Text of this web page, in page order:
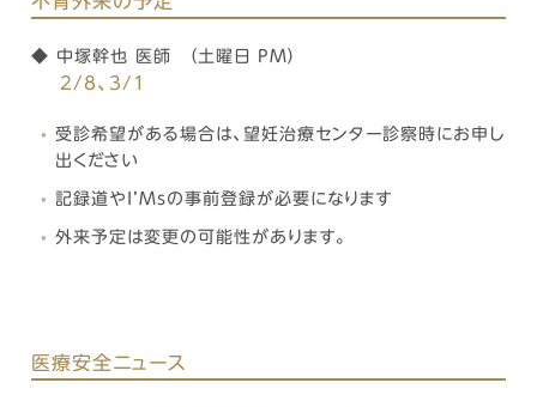
◆ 中塚幹也 医師 （土曜日 PM）
2/8、3/1
受診希望がある場合は、望妊治療センター診察時にお申し
出ください
記録道やI’Msの事前登録が必要になります
外来予定は変更の可能性があります。
医療安全ニュース